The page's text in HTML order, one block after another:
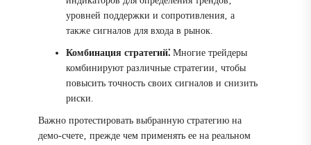
уровней поддержки и сопротивления‚ а
также сигналов для входа в рынок.
Комбинация стратегий⁚ Многие трейдеры
комбинируют различные стратегии‚ чтобы
повысить точность своих сигналов и снизить
риски.
Важно протестировать выбранную стратегию на
демо-счете‚ прежде чем применять ее на реальном